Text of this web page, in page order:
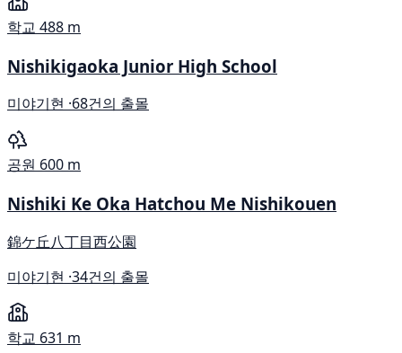
학교 488 m
Nishikigaoka Junior High School
미야기현 ·68건의 출몰
공원 600 m
Nishiki Ke Oka Hatchou Me Nishikouen
錦ケ丘八丁目西公園
미야기현 ·34건의 출몰
학교 631 m